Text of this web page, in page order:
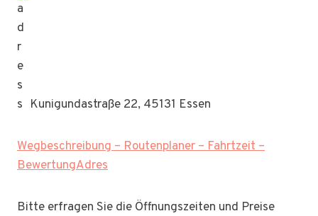
Kunigundastraße 22, 45131 Essen
Wegbeschreibung – Routenplaner – Fahrtzeit –
BewertungAdres
Bitte erfragen Sie die Öffnungszeiten und Preise